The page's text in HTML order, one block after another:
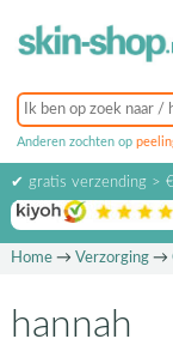
Anderen zochten op
✔ gratis verzending >
Home→ Verzorging→
hannah